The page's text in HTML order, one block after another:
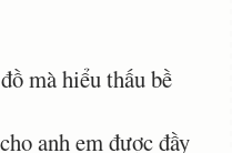
mà hiểu thấu bề
anh em được đầy